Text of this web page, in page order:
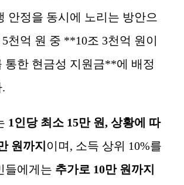
안정을 동시에 노리는 방안으
5천억 원 중 **10조 3천억 원이
통한 현금성 지원금**에 배정
1인당 최소 15만 원, 상황에 따
원까지 이며, 소득 상위 10%를
들에게는 추가로 10만 원까지